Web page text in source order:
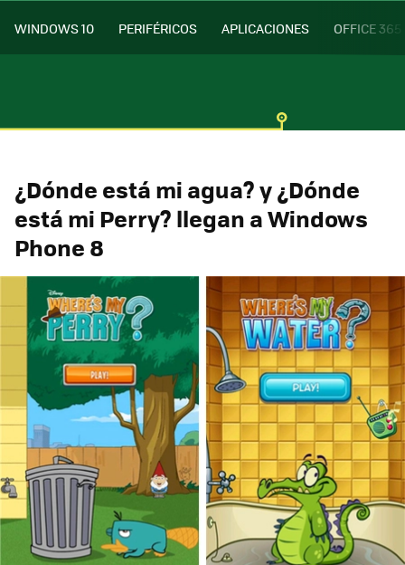
WINDOWS 10 PERIFÉRICOS APLICACIONES OFFICE 365
¿Dónde está mi agua? y ¿Dónde
está mi Perry? llegan a Windows
Phone 8